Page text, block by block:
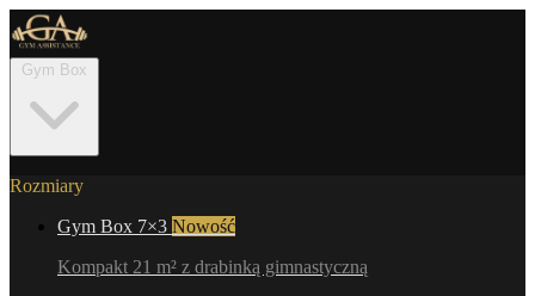
Rozmiary
Gym Box 7×3 Nowość
Kompakt 21 m² z drabinką gimnastyczną